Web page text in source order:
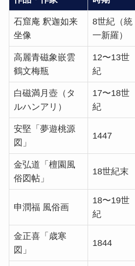
石窟庵 釈迦如来
坐像
8世紀（統
一新羅）
高麗青磁象嵌雲
鶴文梅瓶
12〜13世
紀
白磁満月壺（タ
ルハンアリ）
17〜18世
紀
安堅「夢遊桃源
図」
1447
金弘道「檀園風
俗図帖」
18世紀末
申潤福 風俗画
18〜19世
紀
金正喜「歳寒
図」
1844